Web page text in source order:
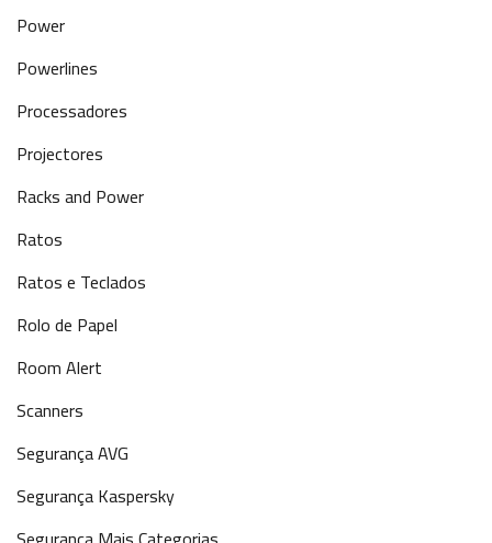
Power
Powerlines
Processadores
Projectores
Racks and Power
Ratos
Ratos e Teclados
Rolo de Papel
Room Alert
Scanners
Segurança AVG
Segurança Kaspersky